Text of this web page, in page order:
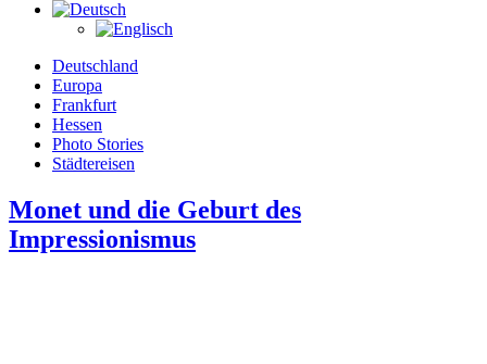
Deutschland
Europa
Frankfurt
Hessen
Photo Stories
Städtereisen
Monet und die Geburt des
Impressionismus